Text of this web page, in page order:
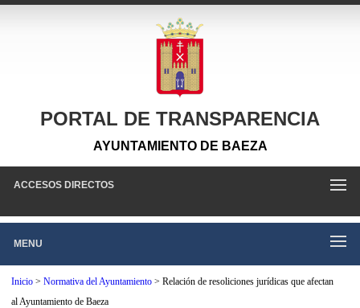
PORTAL DE TRANSPARENCIA
AYUNTAMIENTO DE BAEZA
ACCESOS DIRECTOS
MENU
Inicio >Normativa del Ayuntamiento >Relación de resoliciones jurídicas que afectan
al Ayuntamiento de Baeza